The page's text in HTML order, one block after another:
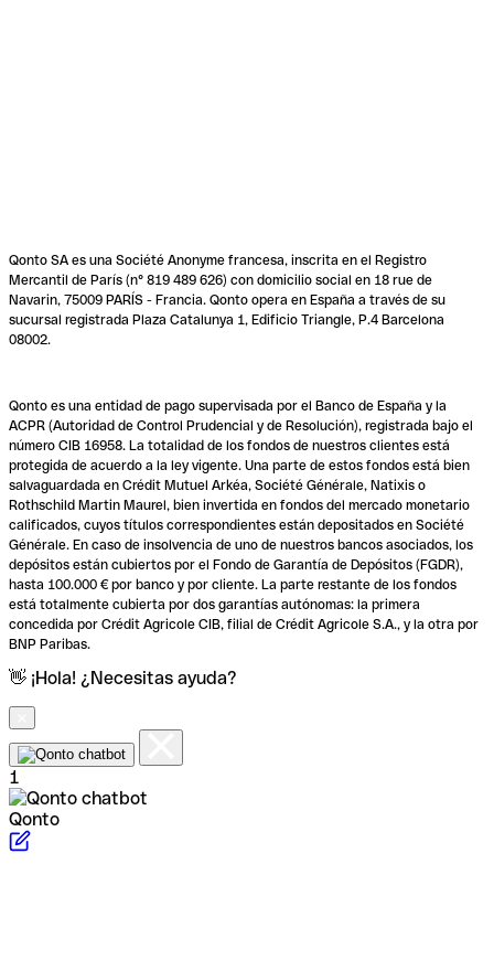
Qonto SA es una Société Anonyme francesa, inscrita en el Registro
Mercantil de París (n° 819 489 626) con domicilio social en 18 rue de
Navarin, 75009 PARÍS - Francia. Qonto opera en España a través de su
sucursal registrada Plaza Catalunya 1, Edificio Triangle, P.4 Barcelona
08002.
Qonto es una entidad de pago supervisada por el Banco de España y la
ACPR (Autoridad de Control Prudencial y de Resolución), registrada bajo el
número CIB 16958. La totalidad de los fondos de nuestros clientes está
protegida de acuerdo a la ley vigente. Una parte de estos fondos está bien
salvaguardada en Crédit Mutuel Arkéa, Société Générale, Natixis o
Rothschild Martin Maurel, bien invertida en fondos del mercado monetario
calificados, cuyos títulos correspondientes están depositados en Société
Générale. En caso de insolvencia de uno de nuestros bancos asociados, los
depósitos están cubiertos por el Fondo de Garantía de Depósitos (FGDR),
hasta 100.000 € por banco y por cliente. La parte restante de los fondos
está totalmente cubierta por dos garantías autónomas: la primera
concedida por Crédit Agricole CIB, filial de Crédit Agricole S.A., y la otra por
BNP Paribas.
👋 ¡Hola! ¿Necesitas ayuda?
1
Qonto